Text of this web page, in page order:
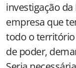
investigação
empresa que
todo o território
de poder,